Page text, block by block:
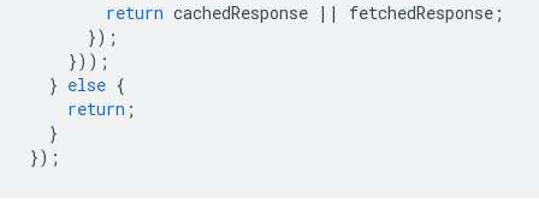
return cachedResponse || fetchedResponse ;
});
}));
} else {
return ;
}
});